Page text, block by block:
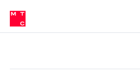
Медиа-центр
и акционерам
Устойчивое развитие
Комплаенс и деловая этика
компании
Карьера
в МТС